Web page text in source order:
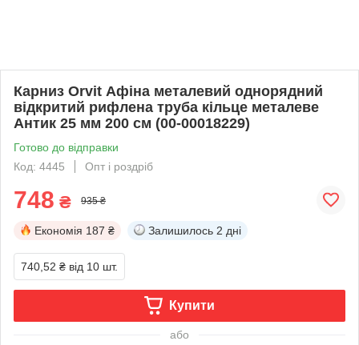
Карниз Orvit Афіна металевий однорядний
відкритий рифлена труба кільце металеве
Антик 25 мм 200 см (00-00018229)
Готово до відправки
Код: 4445
Опт і роздріб
748 ₴ 935 ₴
Економія 187 ₴ Залишилось 2 дні
740,52 ₴ від 10 шт.
Купити
або